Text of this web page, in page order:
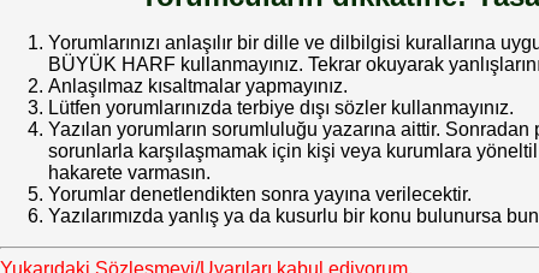
Yorumlarınızı anlaşılır bir dille ve dilbilgisi kurallarına
BÜYÜK HARF kullanmayınız. Tekrar okuyarak
Anlaşılmaz kısaltmalar yapmayınız.
Lütfen yorumlarınızda terbiye dışı sözler kullanmayınız.
Yazılan yorumların sorumluluğu yazarına aittir.
sorunlarla karşılaşmamak için kişi veya kurumlara
hakarete varmasın.
Yorumlar denetlendikten sonra yayına verilecektir.
Yazılarımızda yanlış ya da kusurlu bir konu bulunursa
Yukarıdaki Sözleşmeyi/Uyarıları kabul ediyorum.